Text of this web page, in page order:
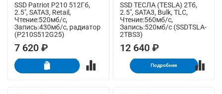
SSD Patriot P210 512Гб,
2.5", SATA3, Retail,
Чтение:520мб/с,
Запись:430мб/с, радиатор
(P210S512G25)
7 620 ₽
SSD ТЕСЛА (TESLA) 2Тб,
2.5", SATA3, Bulk, TLC,
Чтение:560мб/с,
Запись:520мб/с (SSDTSLA-
2TBS3)
12 640 ₽
Подробнее